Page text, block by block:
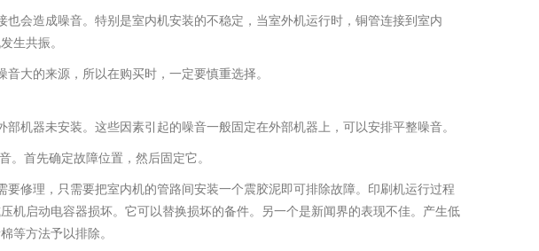
会造成噪音。特别是室内机安装的不稳定，当室外机运行时，铜管连接到室内
生共振。
大的来源，所以在购买时，一定要慎重选择。
机器未安装。这些因素引起的噪音一般固定在外部机器上，可以安排平整噪音。
。首先确定故障位置，然后固定它。
修理，只需要把室内机的管路间安装一个震胶泥即可排除故障。印刷机运行过程
机启动电容器损坏。它可以替换损坏的备件。另一个是新闻界的表现不佳。产生低
等方法予以排除。